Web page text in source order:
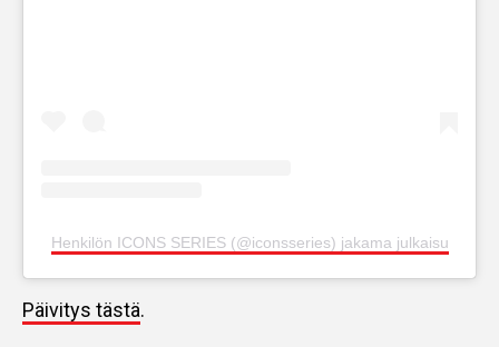
Henkilön ICONS SERIES (@iconsseries) jakama julkaisu
Päivitys tästä.